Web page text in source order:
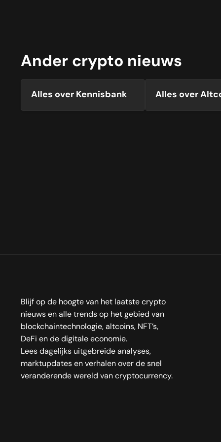
Ander crypto nieuws
Alles over Kennisbank Alles over
Blijf op de hoogte van het laatste crypto
nieuws en alle trends op het gebied van
blockchaintechnologie, altcoins, NFT’s,
DeFi en de digitale economie.
Lees dagelijks uitgebreide analyses,
marktupdates en verhalen over de snel
veranderende wereld van cryptocurrency.